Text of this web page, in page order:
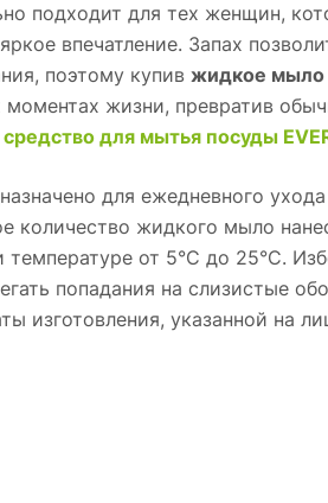
подходит для тех женщин,
впечатление. Запах
поэтому купив жидкое мыло
жизни, превратив
средство для мытья посуды
для ежедневного
количество жидкого мыло
температуре от 5°С до 25°С.
попадания на слизистые
изготовления, указанной на